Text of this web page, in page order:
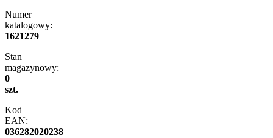
Numer
katalogowy:
1621279
Stan
magazynowy:
0
szt.
Kod
EAN:
036282020238